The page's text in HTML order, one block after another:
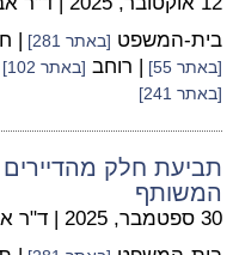
בית-המשפט [באתר 281] |
[באתר 55] | רוחב [באתר 102]
[באתר 241]
תביעת חלק מהדיירים
המשותף
30 ספטמבר, 2025 | ד"ר